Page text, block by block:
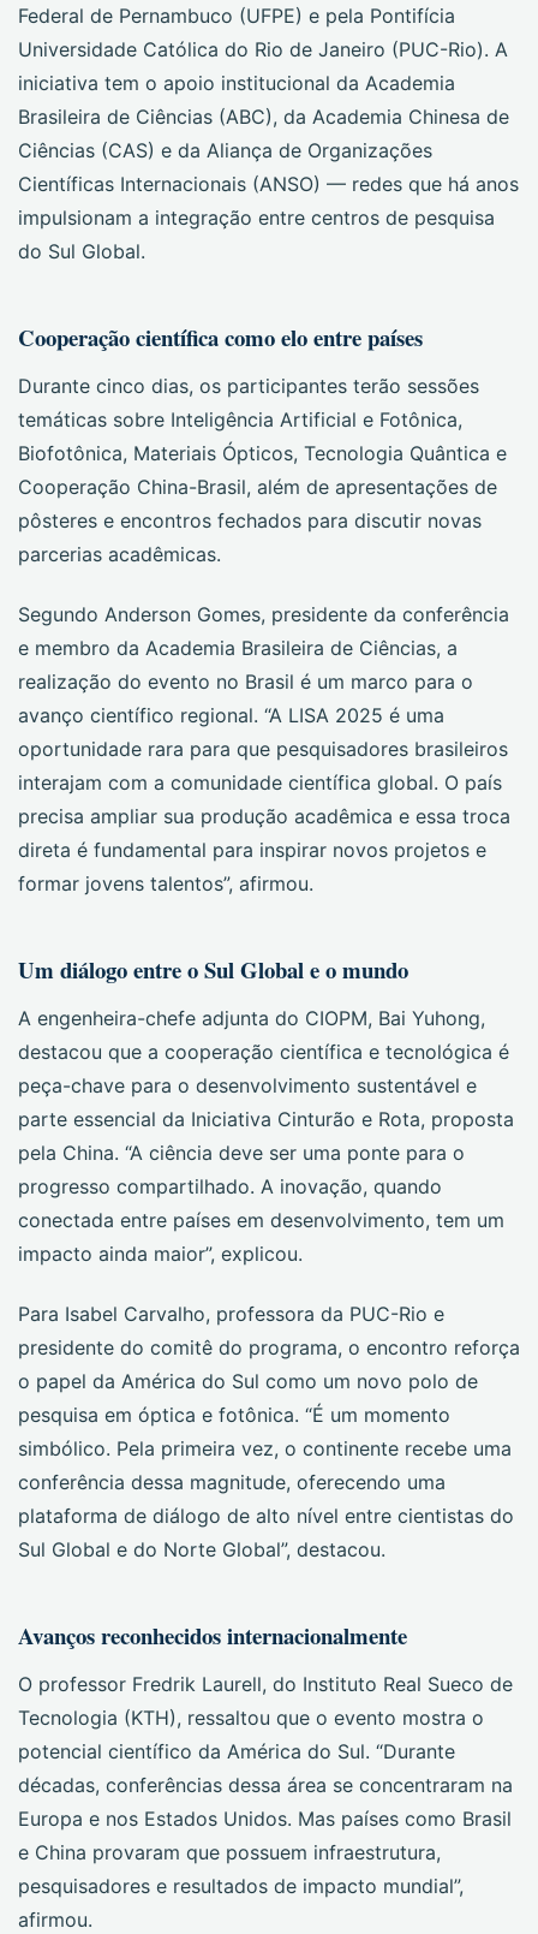
Federal de Pernambuco (UFPE) e pela Pontifícia
Universidade Católica do Rio de Janeiro (PUC-Rio). A
iniciativa tem o apoio institucional da Academia
Brasileira de Ciências (ABC), da Academia Chinesa de
Ciências (CAS) e da Aliança de Organizações
Científicas Internacionais (ANSO) — redes que há anos
impulsionam a integração entre centros de pesquisa
do Sul Global.
Cooperação científica como elo entre países
Durante cinco dias, os participantes terão sessões
temáticas sobre Inteligência Artificial e Fotônica,
Biofotônica, Materiais Ópticos, Tecnologia Quântica e
Cooperação China-Brasil, além de apresentações de
pôsteres e encontros fechados para discutir novas
parcerias acadêmicas.
Segundo Anderson Gomes, presidente da conferência
e membro da Academia Brasileira de Ciências, a
realização do evento no Brasil é um marco para o
avanço científico regional. “A LISA 2025 é uma
oportunidade rara para que pesquisadores brasileiros
interajam com a comunidade científica global. O país
precisa ampliar sua produção acadêmica e essa troca
direta é fundamental para inspirar novos projetos e
formar jovens talentos”, afirmou.
Um diálogo entre o Sul Global e o mundo
A engenheira-chefe adjunta do CIOPM, Bai Yuhong,
destacou que a cooperação científica e tecnológica é
peça-chave para o desenvolvimento sustentável e
parte essencial da Iniciativa Cinturão e Rota, proposta
pela China. “A ciência deve ser uma ponte para o
progresso compartilhado. A inovação, quando
conectada entre países em desenvolvimento, tem um
impacto ainda maior”, explicou.
Para Isabel Carvalho, professora da PUC-Rio e
presidente do comitê do programa, o encontro reforça
o papel da América do Sul como um novo polo de
pesquisa em óptica e fotônica. “É um momento
simbólico. Pela primeira vez, o continente recebe uma
conferência dessa magnitude, oferecendo uma
plataforma de diálogo de alto nível entre cientistas do
Sul Global e do Norte Global”, destacou.
Avanços reconhecidos internacionalmente
O professor Fredrik Laurell, do Instituto Real Sueco de
Tecnologia (KTH), ressaltou que o evento mostra o
potencial científico da América do Sul. “Durante
décadas, conferências dessa área se concentraram na
Europa e nos Estados Unidos. Mas países como Brasil
e China provaram que possuem infraestrutura,
pesquisadores e resultados de impacto mundial”,
afirmou.